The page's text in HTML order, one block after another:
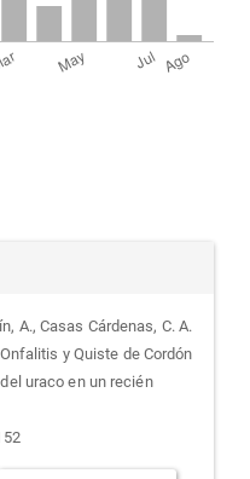
A., Casas Cárdenas, C. A.
y Quiste de Cordón
uraco en un recién